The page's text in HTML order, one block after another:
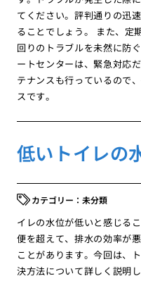
てください。評判通りの迅
ることでしょう。 また、定
回りのトラブルを未然に防
ートセンターは、緊急対応
テナンスも行っているので
スです。
低いトイレの
未分類
イレの水位が低いと感じる
便を超えて、排水の効率が
ことがあります。今回は、
決方法について詳しく説明